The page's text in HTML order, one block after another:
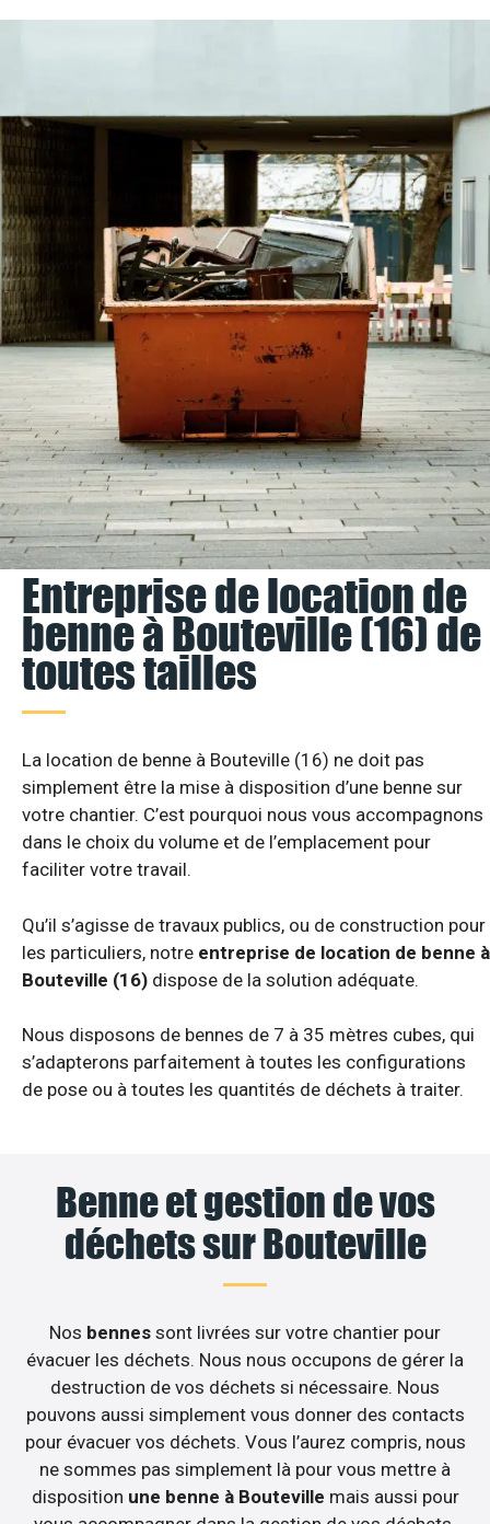
Entreprise de location de
benne à Bouteville (16) de
toutes tailles
La location de benne à Bouteville (16) ne doit pas
simplement être la mise à disposition d’une benne sur
votre chantier. C’est pourquoi nous vous accompagnons
dans le choix du volume et de l’emplacement pour
faciliter votre travail.
Qu’il s’agisse de travaux publics, ou de construction pour
les particuliers, notre entreprise de location de benne à
Bouteville (16) dispose de la solution adéquate.
Nous disposons de bennes de 7 à 35 mètres cubes, qui
s’adapterons parfaitement à toutes les configurations
de pose ou à toutes les quantités de déchets à traiter.
Benne et gestion de vos
déchets sur Bouteville
Nos bennes sont livrées sur votre chantier pour
évacuer les déchets. Nous nous occupons de gérer la
destruction de vos déchets si nécessaire. Nous
pouvons aussi simplement vous donner des contacts
pour évacuer vos déchets. Vous l’aurez compris, nous
ne sommes pas simplement là pour vous mettre à
disposition une benne à Bouteville mais aussi pour